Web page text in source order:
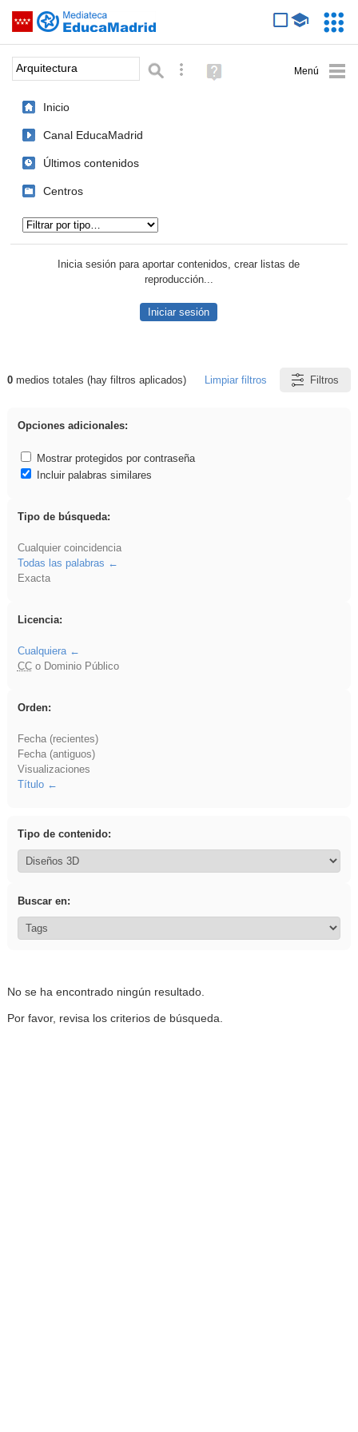
Saltar navegación
Palabra o frase: Búsqueda avanzada
Ayuda
(en
Inicio
Canal EducaMadrid
Últimos contenidos
Centros
Inicia sesión para aportar contenidos, crear listas de
reproducción...
Iniciar sesión
Resultados de: Arquitectura
0medios totales (hay filtros aplicados) Limpiar filtros Filtros
Opciones adicionales:
Mostrar protegidos por contraseña
Incluir palabras similares
Tipo de búsqueda:
Cualquier coincidencia
Todas las palabras
Exacta
Licencia:
Cualquiera
CCo Dominio Público
Orden:
Fecha (recientes)
Fecha (antiguos)
Visualizaciones
Título
Tipo de contenido:
Buscar en:
No se ha encontrado ningún resultado.
Por favor, revisa los criterios de búsqueda.